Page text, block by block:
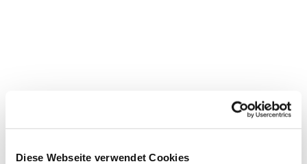
Diese Webseite verwendet Cookies